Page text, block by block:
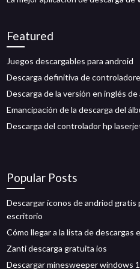
Featured
Juegos descargables para android
Descarga definitiva de
Descarga de la versión en inglés
Emancipación de la descarga del
Descarga del controlador hp
Popular Posts
Descargar íconos de andriod
escritorio
Cómo llegar a la lista de descargas
Zanti descarga gratuita ios
Descargar minesweeper windows